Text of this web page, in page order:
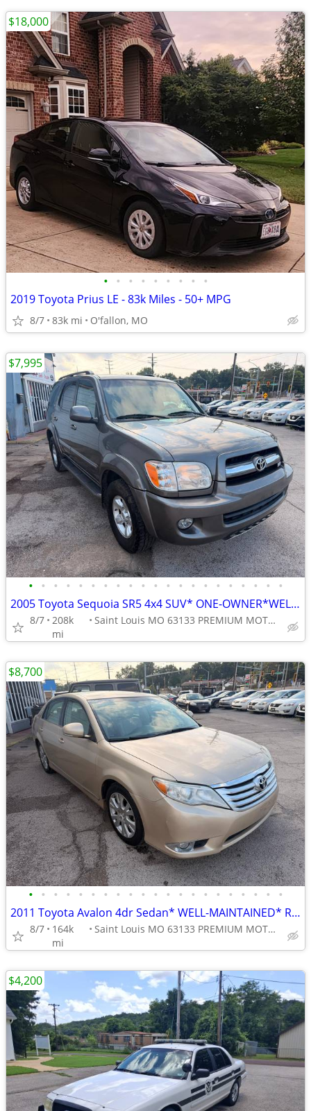
• • • • • • • • •
2019 Toyota Prius LE - 83k Miles - 50+ MPG
8/7 83k mi O'fallon, MO
$18,000
• • • • • • • • • • • • • • • • • • • • •
2005 Toyota Sequoia SR5 4x4 SUV* ONE-OWNER*WELL-MAINTAINED*SUPER-CLEAN
8/7 208k
mi
Saint Louis MO 63133 PREMIUM MOTORS
$7,995
• • • • • • • • • • • • • • • • • • • • •
2011 Toyota Avalon 4dr Sedan* WELL-MAINTAINED* RELIABLE* CLEAN TITLE*
8/7
164k
mi
Saint Louis MO 63133 PREMIUM MOTORS
$8,700
$4,200